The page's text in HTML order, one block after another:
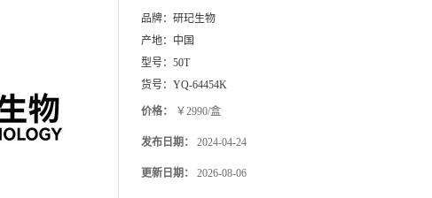
品牌： 研玘生物
产地： 中国
型号： 50T
货号： YQ-64454K
价格： ￥2990/盒
发布日期： 2024-04-24
更新日期： 2026-08-06